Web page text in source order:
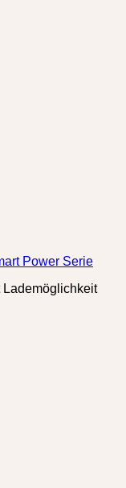
Power Serie
Lademöglichkeit